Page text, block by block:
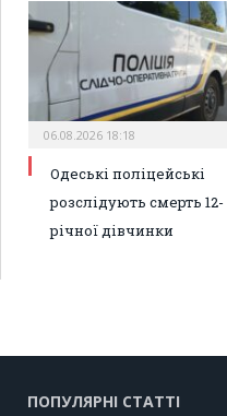
06.08.2026 18:18
Одеські поліцейські
розслідують смерть 12-
річної дівчинки
ПОПУЛЯРНІ СТАТТІ